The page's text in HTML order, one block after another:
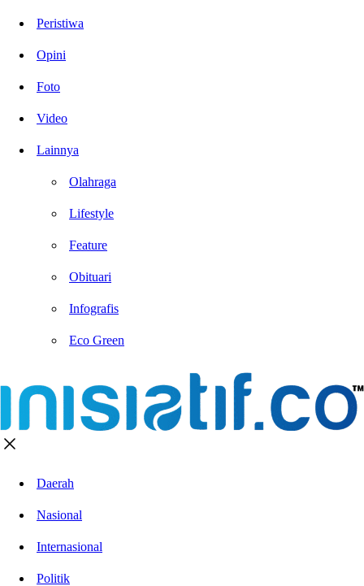
Peristiwa
Opini
Foto
Video
Lainnya
Olahraga
Lifestyle
Feature
Obituari
Infografis
Eco Green
Daerah
Nasional
Internasional
Politik